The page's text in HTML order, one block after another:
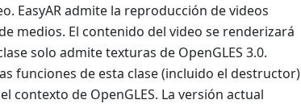
EasyAR admite la reproducción de videos
medios. El contenido del video se renderizará
solo admite texturas de OpenGLES 3.0.
funciones de esta clase (incluido el destructor)
contexto de OpenGLES. La versión actual